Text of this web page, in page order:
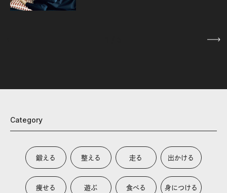
Category
鍛える 整える 走る 出かける
痩せる 遊ぶ 食べる 身につける